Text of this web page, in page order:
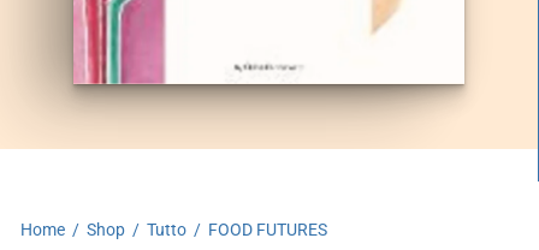
Home / Shop / Tutto / FOOD FUTURES